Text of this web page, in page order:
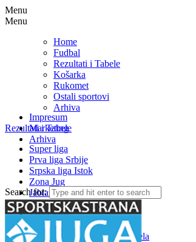
Menu
Menu
Home
Fudbal
Rezultati i Tabele
Košarka
Rukomet
Ostali sportovi
Arhiva
Rezultati i Tabele
Super liga
Prva liga Srbije
Srpska liga Istok
Zona Jug
Jablanička okružna liga
Medjuopštinska liga FSJO
Zona Istok
Zona Centar
Zona Zapad – Rezultati i tabela
Impresum
Marketing
Arhiva
Search for: